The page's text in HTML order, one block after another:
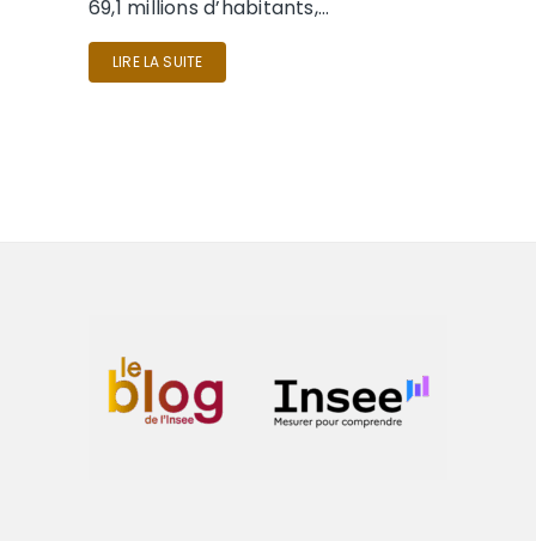
69,1 millions d’habitants,…
LIRE LA SUITE